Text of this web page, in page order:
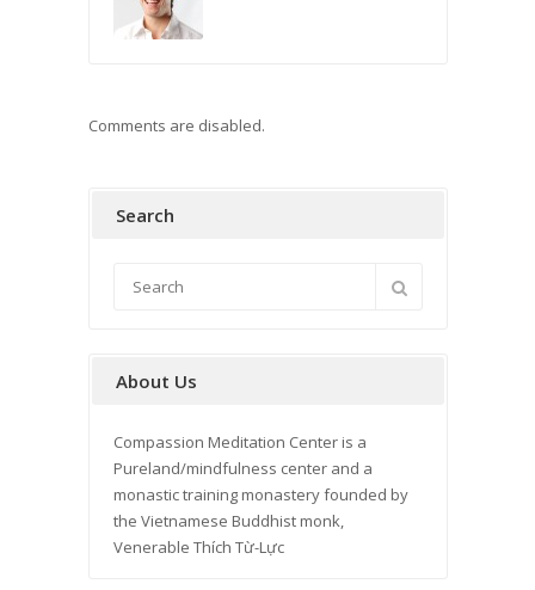
Comments are disabled.
Search
About Us
Compassion Meditation Center is a
Pureland/mindfulness center and a
monastic training monastery founded by
the Vietnamese Buddhist monk,
Venerable Thích Từ-Lực